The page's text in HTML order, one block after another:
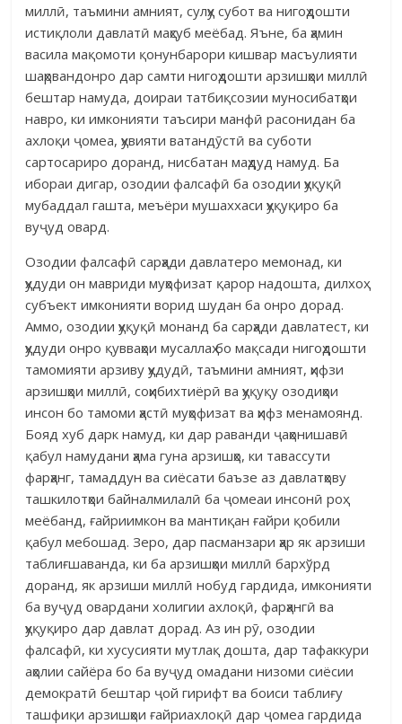
миллӣ, таъмини амният, сулҳу субот ва нигоҳдошти
истиқлоли давлатӣ маҳсуб меёбад. Яъне, ба ҳамин
васила мақомоти қонунбарори кишвар масъулияти
шаҳрвандонро дар самти нигоҳдошти арзишҳои миллӣ
бештар намуда, доираи татбиқсозии муносибатҳои
навро, ки имконияти таъсири манфӣ расонидан ба
ахлоқи ҷомеа, ҳувияти ватандӯстӣ ва суботи
сартосариро доранд, нисбатан маҳдуд намуд. Ба
ибораи дигар, озодии фалсафӣ ба озодии ҳуқуқӣ
мубаддал гашта, меъёри мушаххаси ҳуқуқиро ба
вуҷуд овард.
Озодии фалсафӣ сарҳади давлатеро мемонад, ки
ҳудуди он мавриди муҳофизат қарор надошта, дилхоҳ
субъект имконияти ворид шудан ба онро дорад.
Аммо, озодии ҳуқуқӣ монанд ба сарҳади давлатест, ки
ҳудуди онро қувваҳои мусаллаҳ бо мақсади нигоҳдошти
тамомияти арзиву ҳудудӣ, таъмини амният, ҳифзи
арзишҳои миллӣ, соҳибихтиёрӣ ва ҳуқуқу озодиҳои
инсон бо тамоми ҳастӣ муҳофизат ва ҳифз менамоянд.
Бояд хуб дарк намуд, ки дар раванди ҷаҳонишавӣ
қабул намудани ҳама гуна арзишҳо, ки тавассути
фарҳанг, тамаддун ва сиёсати баъзе аз давлатҳову
ташкилотҳои байналмилалӣ ба ҷомеаи инсонӣ роҳ
меёбанд, ғайриимкон ва мантиқан ғайри қобили
қабул мебошад. Зеро, дар пасманзари ҳар як арзиши
таблиғшаванда, ки ба арзишҳои миллӣ бархўрд
доранд, як арзиши миллӣ нобуд гардида, имконияти
ба вуҷуд овардани холигии ахлоқӣ, фарҳангӣ ва
ҳуқуқиро дар давлат дорад. Аз ин рӯ, озодии
фалсафӣ, ки хусусияти мутлақ дошта, дар тафаккури
аҳолии сайёра бо ба вуҷуд омадани низоми сиёсии
демократӣ бештар ҷой гирифт ва боиси таблиғу
ташфиқи арзишҳои ғайриахлоқӣ дар ҷомеа гардида